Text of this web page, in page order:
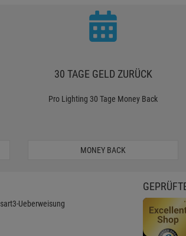
30 TAGE GELD ZURÜCK
Pro Lighting 30 Tage Money Back
MONEY BACK